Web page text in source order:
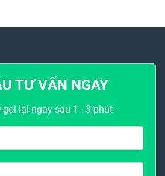
TƯ VẤN NGAY
gọi lại ngay sau 1 - 3 phút